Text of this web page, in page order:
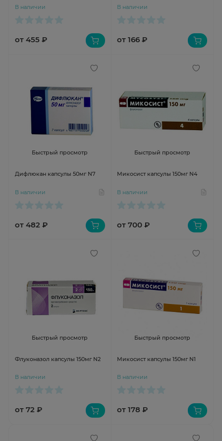
В наличии
от 455 ₽
В наличии
от 166 ₽
Быстрый просмотр
Дифлюкан капсулы 50мг N7
В наличии
от 482 ₽
Быстрый просмотр
Микосист капсулы 150мг N4
В наличии
от 700 ₽
Быстрый просмотр
Флуконазол капсулы 150мг N2
В наличии
от 72 ₽
Быстрый просмотр
Микосист капсулы 150мг N1
В наличии
от 178 ₽